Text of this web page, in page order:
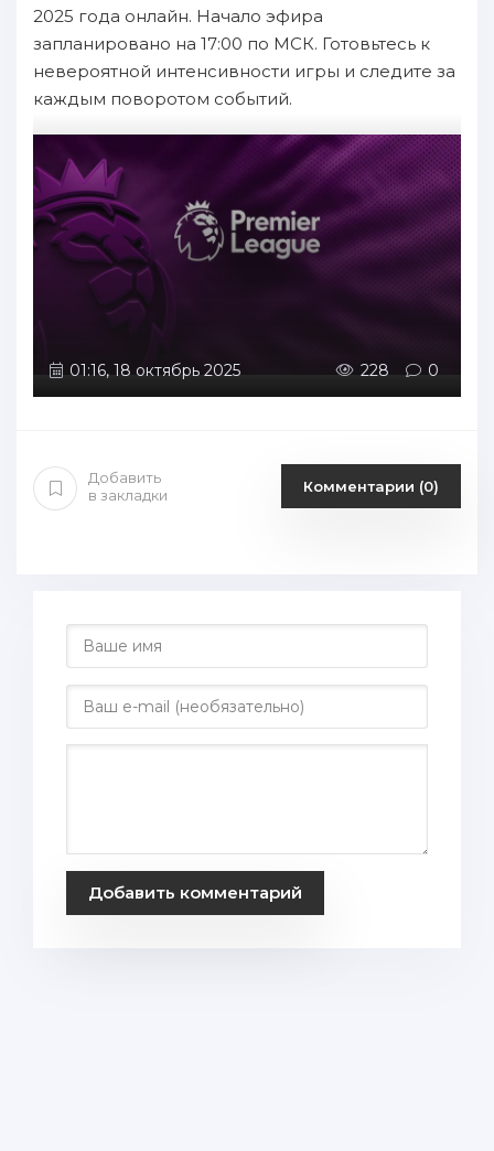
2025 года онлайн. Начало эфира
запланировано на 17:00 по МСК. Готовьтесь к
невероятной интенсивности игры и следите за
каждым поворотом событий.
01:16, 18 октябрь 2025 228 0
Добавить
в закладки
Комментарии (0)
Добавить комментарий